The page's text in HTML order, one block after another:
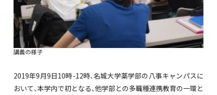
講義の様子
2019年9月9日10時-12時、名城大学薬学部の八事キャンパスに
おいて、本学内で初となる、他学部との多職種連携教育の一環と